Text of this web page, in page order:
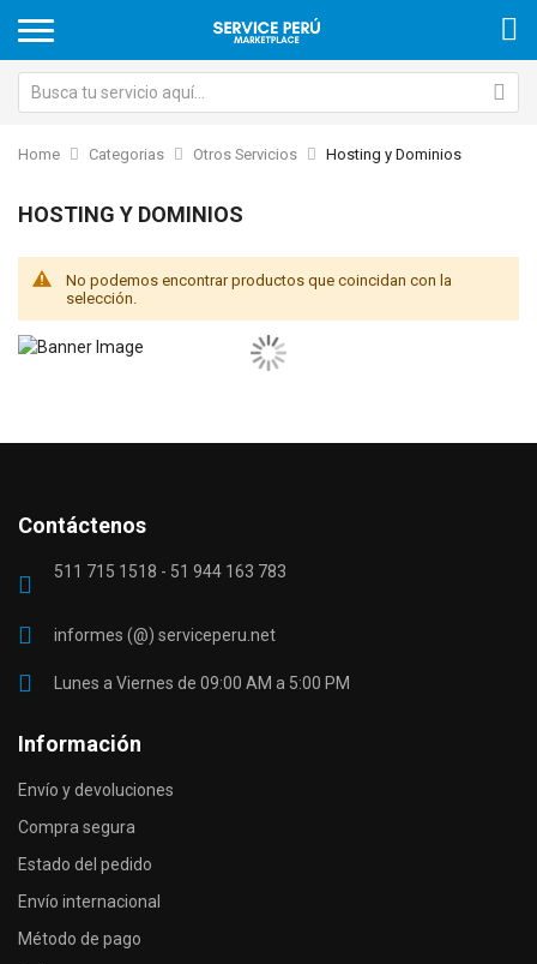
Home Categorias Otros Servicios Hosting y Dominios
HOSTING Y DOMINIOS
No podemos encontrar productos que coincidan con la
selección.
Contáctenos
511 715 1518 - 51 944 163 783
informes (@) serviceperu.net
Lunes a Viernes de 09:00 AM a 5:00 PM
Información
Envío y devoluciones
Compra segura
Estado del pedido
Envío internacional
Método de pago